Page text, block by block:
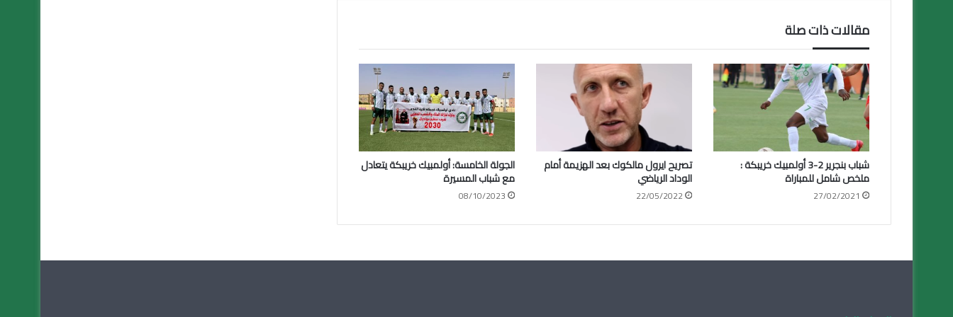
مقالات ذات صلة
شباب بنجرير 2-3 أولمبيك خريبكة :
ملخص شامل للمباراة
27/02/2021
تصريح ايرول مالكوك بعد الهزيمة أمام
الوداد الرياضي
22/05/2022
الجولة الخامسة: أولمبيك خريبكة يتعادل
مع شباب المسيرة
08/10/2023